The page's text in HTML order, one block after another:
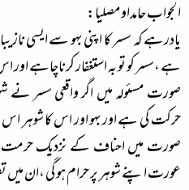
الجواب حامداومصلیا:
یادرہے کہ سسر کا اپنی بہو سے ایسی
ہے ،سسر کو تو بہ استغفار کرناچاہے
صورت مسئولہ میں اگر واقعی سسر
حرکت کی ہے اور بہو اور اس کا شوہر
صورت میں احناف کے نزدیک
عورت اپنے شوہر پر حرام ہوگی ،ان میں